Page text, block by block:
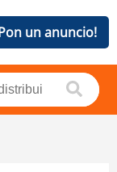
un anuncio!